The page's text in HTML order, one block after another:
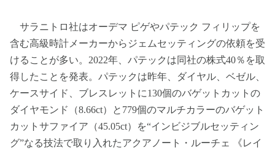
サラニトロ社はオーデマ ピゲやパテック フィリップを
含む高級時計メーカーからジェムセッティングの依頼を受
けることが多い。2022年、パテックは同社の株式40％を取
得したことを発表。パテックは昨年、ダイヤル、ベゼル、
ケースサイド、ブレスレットに130個のバゲットカットの
ダイヤモンド（8.66ct）と779個のマルチカラーのバゲット
カットサファイア（45.05ct）を“インビジブルセッティン
グ”なる技法で取り入れたアクアノート・ルーチェ 《レイ